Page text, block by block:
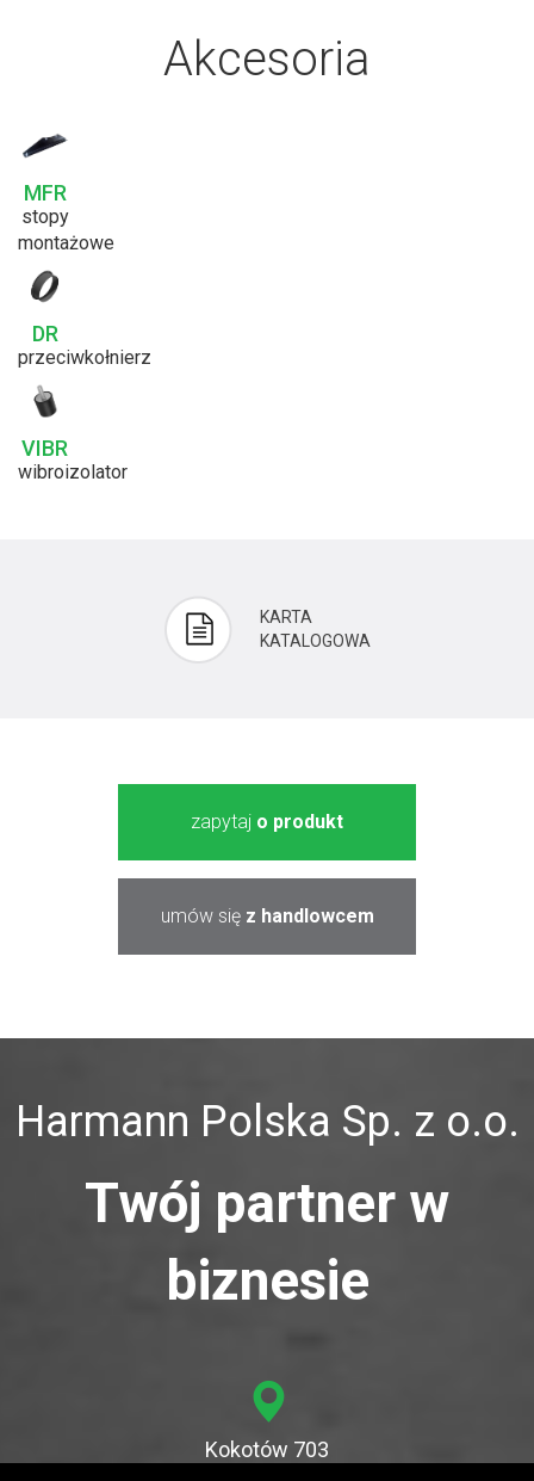
Akcesoria
MFR
stopy
montażowe
DR
przeciwkołnierz
VIBR
wibroizolator
KARTA
KATALOGOWA
zapytaj o produkt
umów się z handlowcem
Harmann Polska Sp. z o.o.
Twój partner w
biznesie
Kokotów 703